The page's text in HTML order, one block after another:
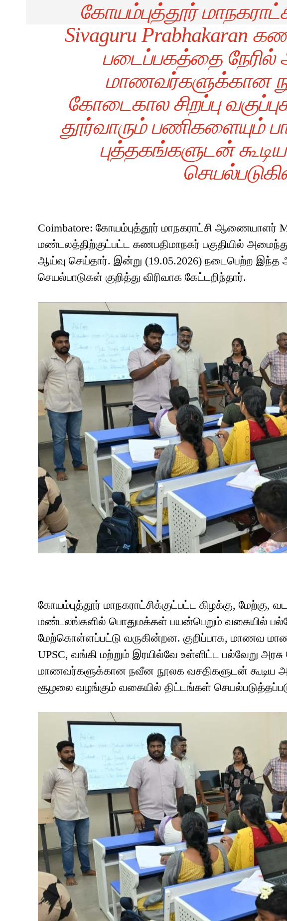
கோயம்புத்தூர்
Sivaguru Prabhakaran
படைப்பகத்தை நேரில்
மாணவர்களுக்கான
கோடைகால சிறப்பு
தூர்வாரும் பணிகளையும்
புத்தகங்களுடன்
Coimbatore: கோயம்புத்தூர் மாநகராட்சி ஆணையாளர் M
மண்டலத்திற்குட்பட்ட கணபதிமாநகர் பகுதியில்
ஆய்வு செய்தார். இன்று (19.05.2026) நடைபெற்ற
செயல்பாடுகள் குறித்து விரிவாக கேட்டறிந்தார்.
கோயம்புத்தூர் மாநகராட்சிக்குட்பட்ட கிழக்கு, மேற்கு,
மண்டலங்களில் பொதுமக்கள் பயன்பெறும் வகையில்
மேற்கொள்ளப்பட்டு வருகின்றன. குறிப்பாக, மாணவ
UPSC, வங்கி மற்றும் இரயில்வே உள்ளிட்ட பல்வேறு அரசு
மாணவர்களுக்கான நவீன நூலக வசதிகளுடன் கூடிய
சூழலை வழங்கும் வகையில் திட்டங்கள்